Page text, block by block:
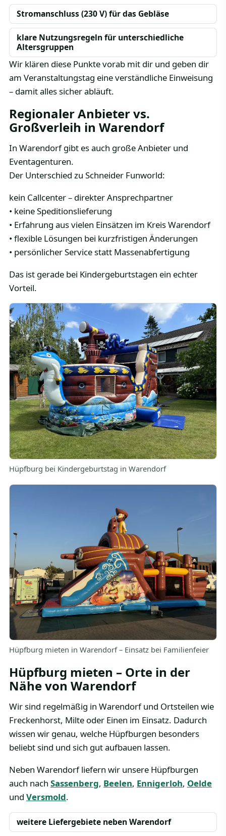
Stromanschluss (230 V) für das Gebläse
klare Nutzungsregeln für unterschiedliche
Altersgruppen
Wir klären diese Punkte vorab mit dir und geben dir
am Veranstaltungstag eine verständliche Einweisung
– damit alles sicher abläuft.
Regionaler Anbieter vs.
Großverleih in Warendorf
In Warendorf gibt es auch große Anbieter und
Eventagenturen.
Der Unterschied zu Schneider Funworld:
kein Callcenter – direkter Ansprechpartner
• keine Speditionslieferung
• Erfahrung aus vielen Einsätzen im Kreis Warendorf
• flexible Lösungen bei kurzfristigen Änderungen
• persönlicher Service statt Massenabfertigung
Das ist gerade bei Kindergeburtstagen ein echter
Vorteil.
Hüpfburg bei Kindergeburtstag in Warendorf
Hüpfburg mieten in Warendorf – Einsatz bei Familienfeier
Hüpfburg mieten – Orte in der
Nähe von Warendorf
Wir sind regelmäßig in Warendorf und Ortsteilen wie
Freckenhorst, Milte oder Einen im Einsatz. Dadurch
wissen wir genau, welche Hüpfburgen besonders
beliebt sind und sich gut aufbauen lassen.
Neben Warendorf liefern wir unsere Hüpfburgen
auch nach Sassenberg, Beelen, Ennigerloh, Oelde
und Versmold.
weitere Liefergebiete neben Warendorf